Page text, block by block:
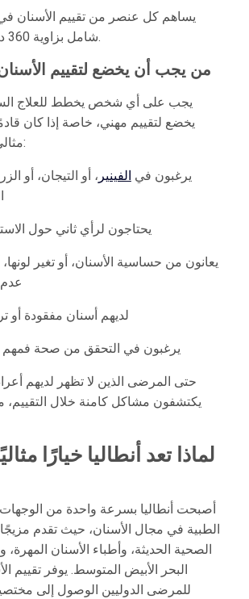
يساهم كل عنصر من تقييم الأسنان
شامل بزاوية 360 درجة لصحة فمك.
من يجب أن يخضع لتقييم
يجب على أي شخص يخطط للعلاج
يخضع لتقييم مهني، خاصة إذا كان
مثالي للمرضى الذين:
•يرغبون في الفينير ، أو التيجان، أو
•يحتاجون لرأي ثاني حول
•لديهم أسنان مفقودة أو
•يرغبون في التحقق من صحة فمهم
حتى المرضى الذين لا تظهر لديهم
يكتشفون مشاكل كامنة خلال التقييم،
لماذا تعد أنطاليا خيارًا
أصبحت أنطاليا بسرعة واحدة من الوجهات
الطبية في مجال الأسنان، حيث تقدم مزيجًا
الصحية الحديثة، وأطباء الأسنان المهرة،
البحر الأبيض المتوسط. يوفر تقييم
للمرضى الدوليين الوصول إلى